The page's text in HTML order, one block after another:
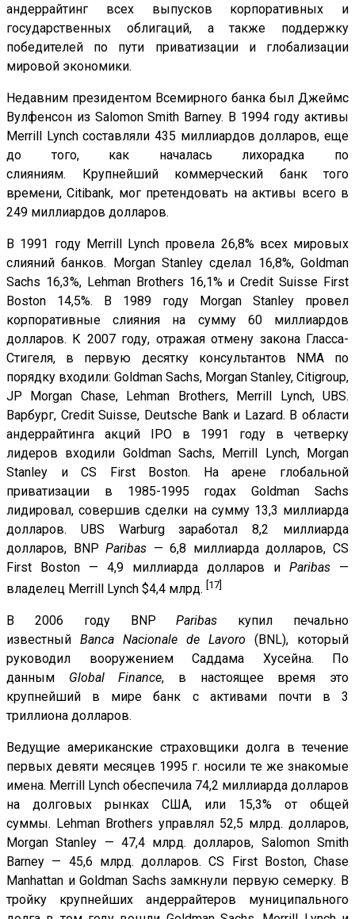
андеррайтинг всех выпусков корпоративных и
государственных облигаций, а также поддержку
победителей по пути приватизации и глобализации
мировой экономики.
Недавним президентом Всемирного банка был Джеймс
Вулфенсон из Salomon Smith Barney. В 1994 году активы
Merrill Lynch составляли 435 миллиардов долларов, еще
до того, как началась лихорадка по
слияниям. Крупнейший коммерческий банк того
времени, Citibank, мог претендовать на активы всего в
249 миллиардов долларов.
В 1991 году Merrill Lynch провела 26,8% всех мировых
слияний банков. Morgan Stanley сделал 16,8%, Goldman
Sachs 16,3%, Lehman Brothers 16,1% и Credit Suisse First
Boston 14,5%. В 1989 году Morgan Stanley провел
корпоративные слияния на сумму 60 миллиардов
долларов. К 2007 году, отражая отмену закона Гласса-
Стигеля, в первую десятку консультантов NMA по
порядку входили: Goldman Sachs, Morgan Stanley, Citigroup,
JP Morgan Chase, Lehman Brothers, Merrill Lynch, UBS.
Варбург, Credit Suisse, Deutsche Bank и Lazard. В области
андеррайтинга акций IPO в 1991 году в четверку
лидеров входили Goldman Sachs, Merrill Lynch, Morgan
Stanley и CS First Boston. На арене глобальной
приватизации в 1985-1995 годах Goldman Sachs
лидировал, совершив сделки на сумму 13,3 миллиарда
долларов. UBS Warburg заработал 8,2 миллиарда
долларов, BNPParibas — 6,8 миллиарда долларов, CS
First Boston — 4,9 миллиарда долларов и Paribas —
владелец Merrill Lynch $4,4 млрд. [17]
В 2006 году BNPParibas купил печально
известный Banca Nacionale de Lavoro (BNL), который
руководил вооружением Саддама Хусейна. По
данным Global Finance, в настоящее время это
крупнейший в мире банк с активами почти в 3
триллиона долларов.
Ведущие американские страховщики долга в течение
первых девяти месяцев 1995 г. носили те же знакомые
имена. Merrill Lynch обеспечила 74,2 миллиарда долларов
на долговых рынках США, или 15,3% от общей
суммы. Lehman Brothers управлял 52,5 млрд. долларов,
Morgan Stanley — 47,4 млрд. долларов, Salomon Smith
Barney — 45,6 млрд. долларов. CS First Boston, Chase
Manhattan и Goldman Sachs замкнули первую семерку. В
тройку крупнейших андеррайтеров муниципального